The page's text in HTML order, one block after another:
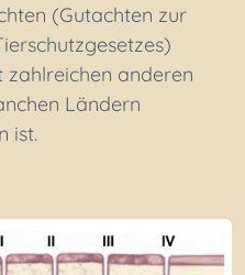
(Gutachten zur
anderen
Ländern
ist.